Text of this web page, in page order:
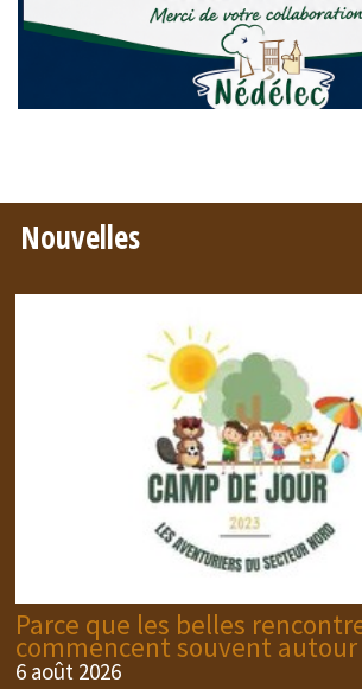
Nouvelles
Parce que les belles
commencent souvent
6 août 2026